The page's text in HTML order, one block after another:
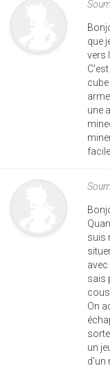
que
vers
une
suis
sais
On
un
d'un